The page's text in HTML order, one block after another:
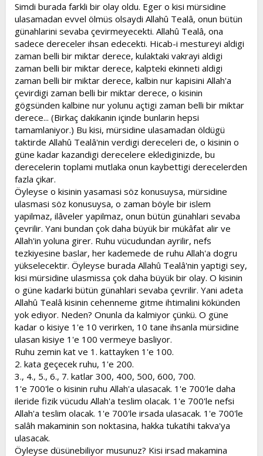
Simdi burada farkli bir olay oldu. Eger o kisi mürsidine
ulasamadan evvel ölmüs olsaydi Allahû Tealâ, onun bütün
günahlarini sevaba çevirmeyecekti. Allahû Tealâ, ona
sadece dereceler ihsan edecekti. Hicab-i mestureyi aldigi
zaman belli bir miktar derece, kulaktaki vakrayi aldigi
zaman belli bir miktar derece, kalpteki ekinneti aldigi
zaman belli bir miktar derece, kalbin nur kapisini Allah'a
çevirdigi zaman belli bir miktar derece, o kisinin
gögsünden kalbine nur yolunu açtigi zaman belli bir miktar
derece... (Birkaç dakikanin içinde bunlarin hepsi
tamamlaniyor.) Bu kisi, mürsidine ulasamadan öldügü
taktirde Allahû Tealâ'nin verdigi dereceleri de, o kisinin o
güne kadar kazandigi derecelere eklediginizde, bu
derecelerin toplami mutlaka onun kaybettigi derecelerden
fazla çikar.
Öyleyse o kisinin yasamasi söz konusuysa, mürsidine
ulasmasi söz konusuysa, o zaman böyle bir islem
yapilmaz, ilâveler yapilmaz, onun bütün günahlari sevaba
çevrilir. Yani bundan çok daha büyük bir mükâfat alir ve
Allah'in yoluna girer. Ruhu vücudundan ayrilir, nefs
tezkiyesine baslar, her kademede de ruhu Allah'a dogru
yükselecektir. Öyleyse burada Allahû Tealâ'nin yaptigi sey,
kisi mürsidine ulasmissa çok daha büyük bir olay. O kisinin
o güne kadarki bütün günahlari sevaba çevrilir. Yani adeta
Allahû Tealâ kisinin cehenneme gitme ihtimalini kökünden
yok ediyor. Neden? Onunla da kalmiyor çünkü. O güne
kadar o kisiye 1'e 10 verirken, 10 tane ihsanla mürsidine
ulasan kisiye 1'e 100 vermeye basliyor.
Ruhu zemin kat ve 1. kattayken 1'e 100.
2. kata geçecek ruhu, 1'e 200.
3., 4., 5., 6., 7. katlar 300, 400, 500, 600, 700.
1'e 700'le o kisinin ruhu Allah'a ulasacak. 1'e 700'le daha
ileride fizik vücudu Allah'a teslim olacak. 1'e 700'le nefsi
Allah'a teslim olacak. 1'e 700'le irsada ulasacak. 1'e 700'le
salâh makaminin son noktasina, hakka tukatihi takva'ya
ulasacak.
Öyleyse düsünebiliyor musunuz? Kisi irsad makamina